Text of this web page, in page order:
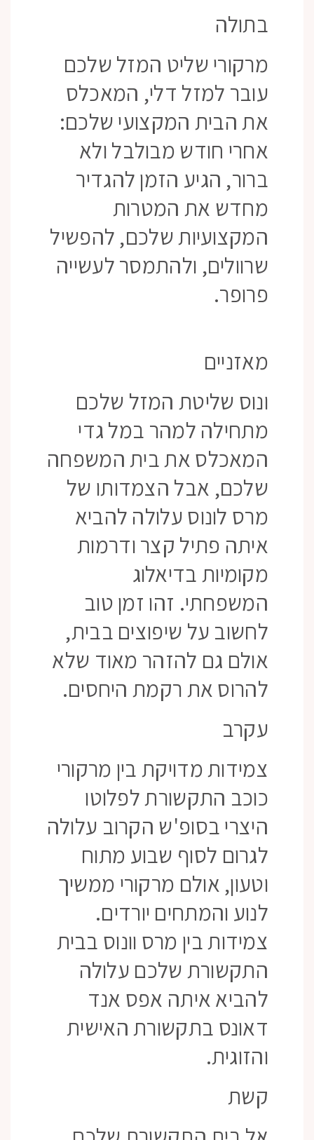
בתולה
מרקורי שליט המזל שלכם
עובר למזל דלי, המאכלס
את הבית המקצועי שלכם:
אחרי חודש מבולבל ולא
ברור, הגיע הזמן להגדיר
מחדש את המטרות
המקצועיות שלכם, להפשיל
שרוולים, ולהתמסר לעשייה
פרופר.
מאזניים
ונוס שליטת המזל שלכם
מתחילה למהר במל גדי
המאכלס את בית המשפחה
שלכם, אבל הצמדותו של
מרס לונוס עלולה להביא
איתה פתיל קצר ודרמות
מקומיות בדיאלוג
המשפחתי. זהו זמן טוב
לחשוב על שיפוצים בבית,
אולם גם להזהר מאוד שלא
להרוס את רקמת היחסים.
עקרב
צמידות מדויקת בין מרקורי
כוכב התקשורת לפלוטו
היצרי בסופ'ש הקרוב עלולה
לגרום לסוף שבוע מתוח
וטעון, אולם מרקורי ממשיך
לנוע והמתחים יורדים.
צמידות בין מרס וונוס בבית
התקשורת שלכם עלולה
להביא איתה אפס אנד
דאונס בתקשורת האישית
והזוגית.
קשת